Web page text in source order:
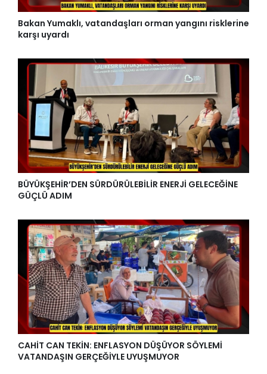
Bakan Yumaklı, vatandaşları orman yangını risklerine
karşı uyardı
BÜYÜKŞEHİR’DEN SÜRDÜRÜLEBİLİR ENERJİ GELECEĞİNE
GÜÇLÜ ADIM
CAHİT CAN TEKİN: ENFLASYON DÜŞÜYOR SÖYLEMİ
VATANDAŞIN GERÇEĞİYLE UYUŞMUYOR